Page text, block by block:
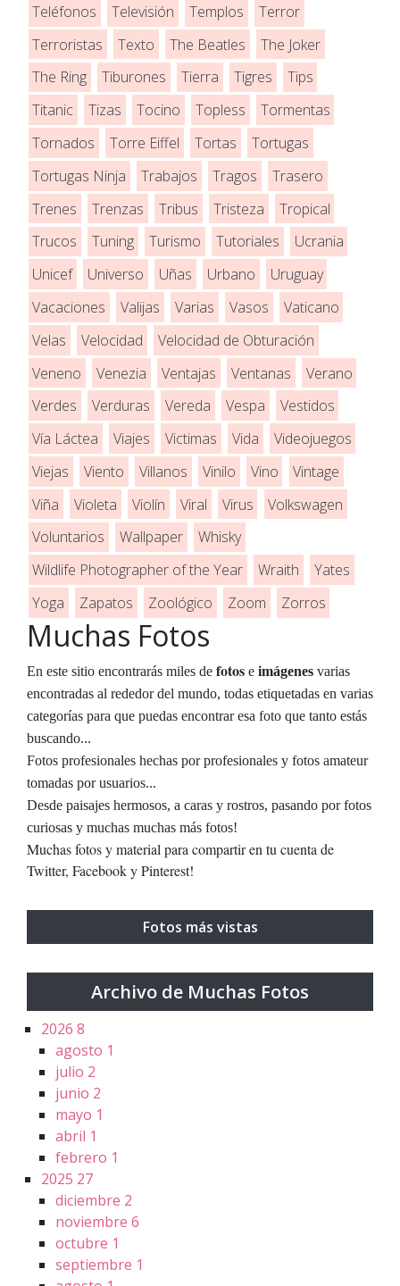
Teléfonos
Televisión Templos
Terror
Terroristas
Texto The Beatles
The Joker
The Ring
Tiburones Tierra Tigres
Tips
Titanic
Tizas Tocino Topless
Tormentas
Tornados
Torre Eiffel Tortas
Tortugas
Tortugas Ninja
Trabajos Tragos
Trasero
Trenes
Trenzas Tribus Tristeza
Tropical
Trucos
Tuning Turismo Tutoriales
Ucrania
Unicef
Universo Uñas Urbano
Uruguay
Vacaciones
Valijas Varias Vasos
Vaticano
Velas
Velocidad
Velocidad de Obturación
Veneno
Venezia Ventajas Ventanas
Verano
Verdes
Verduras Vereda Vespa
Vestidos
Vía Láctea
Viajes Victimas Vida
Videojuegos
Viejas
Viento Villanos Vinilo Vino
Vintage
Viña
Violeta Violín Viral Virus
Volkswagen
Voluntarios
Wallpaper
Whisky
Wildlife Photographer of the Year
Wraith
Yates
Yoga
Zapatos Zoológico Zoom Zorros
Muchas Fotos
En este sitio encontrarás miles de fotos e imágenes varias
encontradas al rededor del mundo, todas etiquetadas en varias
categorías para que puedas encontrar esa foto que tanto estás
buscando...
Fotos profesionales hechas por profesionales y fotos amateur
tomadas por usuarios...
Desde paisajes hermosos, a caras y rostros, pasando por fotos
curiosas y muchas muchas más fotos!
Muchas fotos y material para compartir en tu cuenta de
Twitter, Facebook y Pinterest!
Fotos más vistas
Archivo de Muchas Fotos
2026 8
agosto 1
julio 2
junio 2
mayo 1
abril 1
febrero 1
2025 27
diciembre 2
noviembre 6
octubre 1
septiembre 1